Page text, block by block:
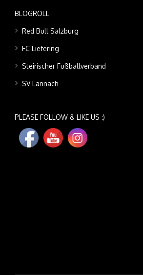
BLOGROLL
Red Bull Salzburg
FC Liefering
Steirischer Fußballverband
SV Lannach
PLEASE FOLLOW & LIKE US :)